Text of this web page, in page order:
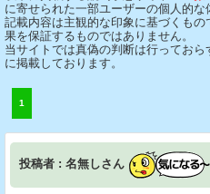
に寄せられた一部ユーザーの個人的な
記載内容は主観的な印象に基づくも
果を保証するものではありません。
当サイトでは真偽の判断は行ってお
に掲載しております。
1
投稿者 : 名無しさん